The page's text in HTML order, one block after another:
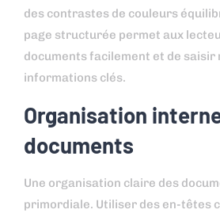
des contrastes de couleurs
page structurée permet aux
documents facilement et de saisir
informations clés.
Organisation
documents
Une organisation claire des
primordiale. Utiliser des en-têtes